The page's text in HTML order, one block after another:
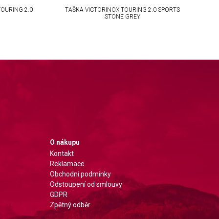
2.0
TAŠKA VICTORINOX TOURING 2.0 SPORTS
STONE GREY
O nákupu
Kontakt
Reklamace
Obchodní podmínky
Odstoupení od smlouvy
GDPR
Zpětný odběr